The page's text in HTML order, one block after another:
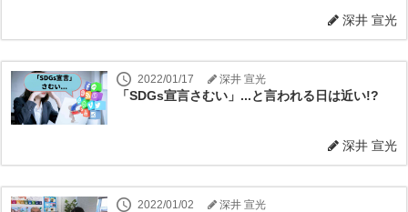
深井 宣光
2022/01/17 深井 宣光
「SDGs宣言さむい」...と言われる日は近い!?
深井 宣光
2022/01/02 深井 宣光